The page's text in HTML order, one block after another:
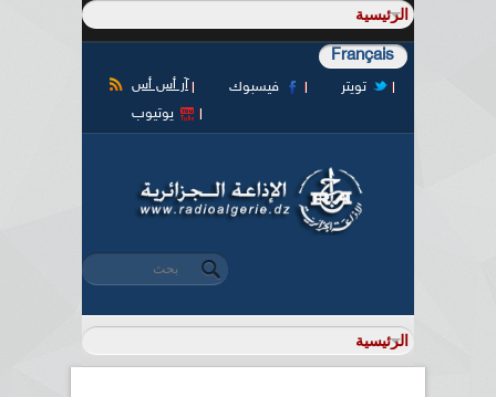
Français
آر أس أس فيسبوك
تويتر
يوتيوب
استمارة البحث
‏بحث ‏